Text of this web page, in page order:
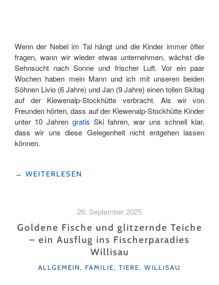
Wenn der Nebel im Tal hängt und die Kinder immer öfter
fragen, wann wir wieder etwas unternehmen, wächst die
Sehnsucht nach Sonne und frischer Luft. Vor ein paar
Wochen haben mein Mann und ich mit unseren beiden
Söhnen Livio (6 Jahre) und Jan (9 Jahre) einen tollen Skitag
auf der Klewenalp-Stockhütte verbracht. Als wir von
Freunden hörten, dass auf der Klewenalp-Stockhütte Kinder
unter 10 Jahren gratis Ski fahren, war uns schnell klar,
dass wir uns diese Gelegenheit nicht entgehen lassen
können.
"EIN
FAMILIE"
→ WEITERLESEN
26. September 2025
Goldene Fische und glitzernde Teiche
– ein Ausflug ins Fischerparadies
Willisau
KATEGORIEN
ALLGEMEIN, FAMILIE, TIERE, WILLISAU